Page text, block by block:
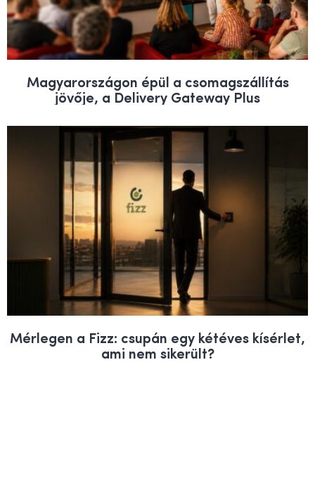
Magyarországon épül a csomagszállítás
jövője, a Delivery Gateway Plus
Mérlegen a Fizz: csupán egy kétéves kísérlet,
ami nem sikerült?